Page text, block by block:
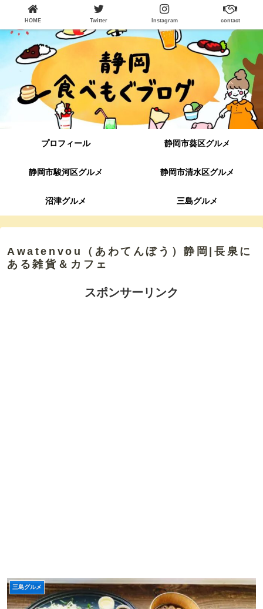
プロフィール 静岡市葵区グルメ
静岡市駿河区グルメ 静岡市清水区グルメ
沼津グルメ 三島グルメ
Awatenvou（あわてんぼう）静岡|長泉に
ある雑貨＆カフェ
スポンサーリンク
三島グルメ
HOME Twitter Instagram contact